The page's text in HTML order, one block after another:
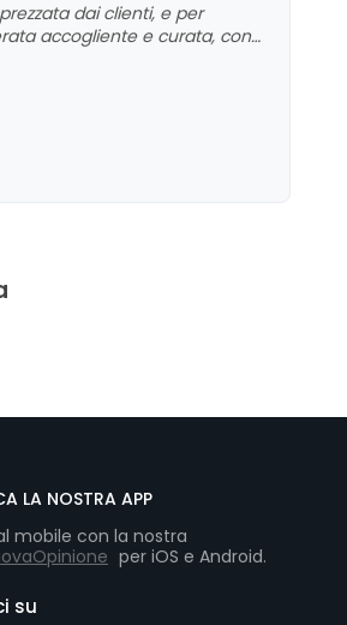
dai clienti, e per
accogliente e curata, con
ai tempi di attesa e al
qualità-prezzo positivo.
LA NOSTRA APP
mobile con la nostra
per iOS e Android.
su